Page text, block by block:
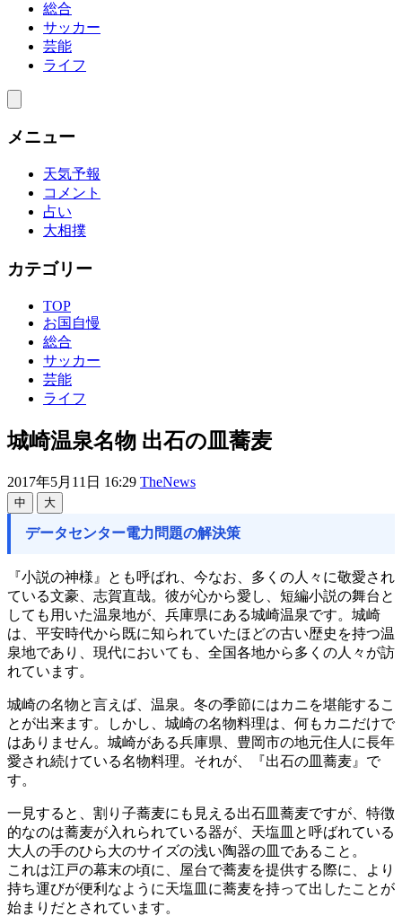
総合
サッカー
芸能
ライフ
メニュー
天気予報
コメント
占い
大相撲
カテゴリー
TOP
お国自慢
総合
サッカー
芸能
ライフ
城崎温泉名物 出石の皿蕎麦
2017年5月11日 16:29 TheNews
中 大
データセンター電力問題の解決策
『小説の神様』とも呼ばれ、今なお、多くの人々に敬愛され
ている文豪、志賀直哉。彼が心から愛し、短編小説の舞台と
しても用いた温泉地が、兵庫県にある城崎温泉です。城崎
は、平安時代から既に知られていたほどの古い歴史を持つ温
泉地であり、現代においても、全国各地から多くの人々が訪
れています。
城崎の名物と言えば、温泉。冬の季節にはカニを堪能するこ
とが出来ます。しかし、城崎の名物料理は、何もカニだけで
はありません。城崎がある兵庫県、豊岡市の地元住人に長年
愛され続けている名物料理。それが、『出石の皿蕎麦』で
す。
一見すると、割り子蕎麦にも見える出石皿蕎麦ですが、特徴
的なのは蕎麦が入れられている器が、天塩皿と呼ばれている
大人の手のひら大のサイズの浅い陶器の皿であること。
これは江戸の幕末の頃に、屋台で蕎麦を提供する際に、より
持ち運びが便利なように天塩皿に蕎麦を持って出したことが
始まりだとされています。